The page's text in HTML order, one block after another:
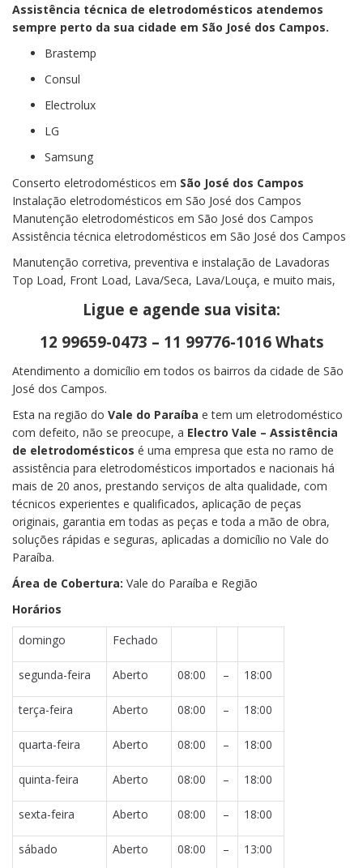
Assistência técnica de eletrodomésticos atendemos
sempre perto da sua cidade em São José dos Campos.
Brastemp
Consul
Electrolux
LG
Samsung
Conserto eletrodomésticos em São José dos Campos
Instalação eletrodomésticos em São José dos Campos
Manutenção eletrodomésticos em São José dos Campos
Assistência técnica eletrodomésticos em São José dos Campos
Manutenção corretiva, preventiva e instalação de Lavadoras
Top Load, Front Load, Lava/Seca, Lava/Louça, e muito mais,
Ligue e agende sua visita:
12 99659-0473 – 11 99776-1016 Whats
Atendimento a domicílio em todos os bairros da cidade de São
José dos Campos.
Esta na região do Vale do Paraíba e tem um eletrodoméstico
com defeito, não se preocupe, a Electro Vale – Assistência
de eletrodomésticos é uma empresa que esta no ramo de
assistência para eletrodomésticos importados e nacionais há
mais de 20 anos, prestando serviços de alta qualidade, com
técnicos experientes e qualificados, aplicação de peças
originais, garantia em todas as peças e toda a mão de obra,
soluções rápidas e seguras, aplicadas a domicílio no Vale do
Paraíba.
Área de Cobertura: Vale do Paraíba e Região
Horários
domingo
Fechado
segunda-feira Aberto 08:00 – 18:00
terça-feira Aberto 08:00 – 18:00
quarta-feira Aberto 08:00 – 18:00
quinta-feira Aberto 08:00 – 18:00
sexta-feira Aberto 08:00 – 18:00
sábado Aberto 08:00 –
13:00